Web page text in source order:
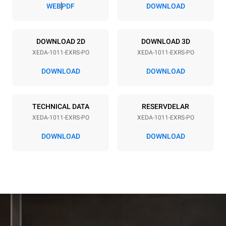
Strömförsörjning
380-415V 3N~ / 220-240V
3~
19,6 kW
50 / 60 Hz INGÅR INTE
utsläppen från ugnen.
WEBPDF DOWNLOAD
DOWNLOAD 2D
XEDA-1011-EXRS-PO
DOWNLOAD
DOWNLOAD 3D
XEDA-1011-EXRS-PO
DOWNLOAD
TECHNICAL DATA
XEDA-1011-EXRS-PO
DOWNLOAD
RESERVDELAR
XEDA-1011-EXRS-PO
DOWNLOAD